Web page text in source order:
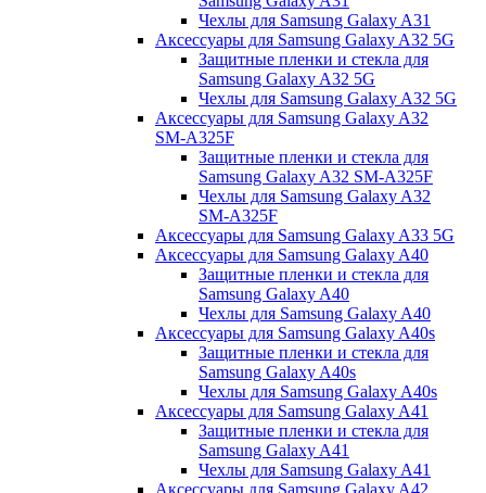
Чехлы для Samsung Galaxy A31
Аксессуары для Samsung Galaxy A32 5G
Защитные пленки и стекла для
Samsung Galaxy A32 5G
Чехлы для Samsung Galaxy A32 5G
Аксессуары для Samsung Galaxy A32
SM-A325F
Защитные пленки и стекла для
Samsung Galaxy A32 SM-A325F
Чехлы для Samsung Galaxy A32
SM-A325F
Аксессуары для Samsung Galaxy A33 5G
Аксессуары для Samsung Galaxy A40
Защитные пленки и стекла для
Samsung Galaxy A40
Чехлы для Samsung Galaxy A40
Аксессуары для Samsung Galaxy A40s
Защитные пленки и стекла для
Samsung Galaxy A40s
Чехлы для Samsung Galaxy A40s
Аксессуары для Samsung Galaxy A41
Защитные пленки и стекла для
Samsung Galaxy A41
Чехлы для Samsung Galaxy A41
Аксессуары для Samsung Galaxy A42